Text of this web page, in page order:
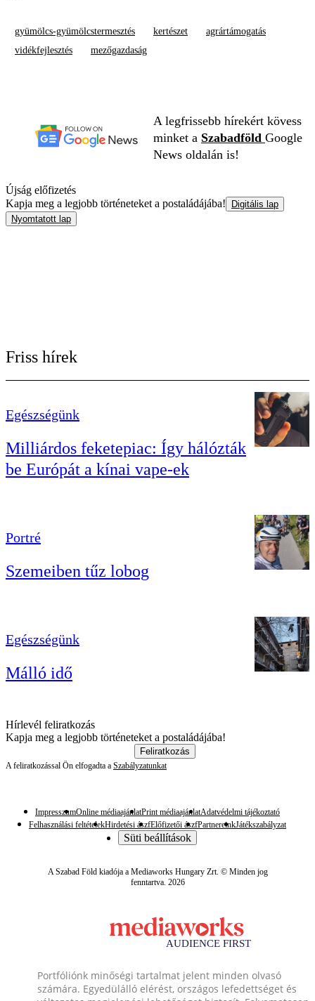
gyümölcs-gyümölcstermesztés kertészet
agrártámogatás
vidékfejlesztés
mezőgazdaság
A legfrissebb hírekért kövess
minket a Szabadföld Google
News oldalán is!
Újság előfizetés
Kapja meg a legjobb történeteket a postaládájába!
Digitális lap
Nyomtatott lap
Friss hírek
Egészségünk
Milliárdos feketepiac: Így hálózták
be Európát a kínai vape-ek
Portré
Szemeiben tűz lobog
Egészségünk
Málló idő
Hírlevél feliratkozás
Kapja meg a legjobb történeteket a postaládájába!
Feliratkozás
A feliratkozással Ön elfogadta a Szabályzatunkat
ImpresszumOnline médiaajánlatPrint médiaajánlatAdatvédelmi tájékoztató
Felhasználási feltételekHirdetési ászfElőfizetői ászfPartnereinkJátékszabályzat
Süti beállítások
A Szabad Föld kiadója a Mediaworks Hungary Zrt. © Minden jog
fenntartva. 2026
Portfóliónk minőségi tartalmat jelent minden olvasó
számára. Egyedülálló elérést, országos lefedettséget és